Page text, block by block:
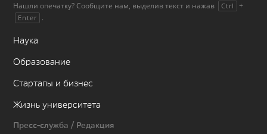
Нашли опечатку? Сообщите нам, выделив текст и нажав Ctrl +
Enter .
Наука
Образование
Стартапы и бизнес
Жизнь университета
Пресс-служба / Редакция